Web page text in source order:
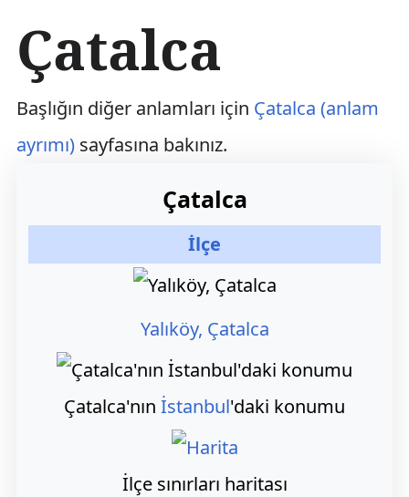
e
ğ
a
Çatalca
Başlığın diğer anlamları için Çatalca (anlam
ayrımı)sayfasına bakınız.
Çatalca
İlçe
Yalıköy, Çatalca
Çatalca'nın İstanbul'daki konumu
İlçe sınırları haritası